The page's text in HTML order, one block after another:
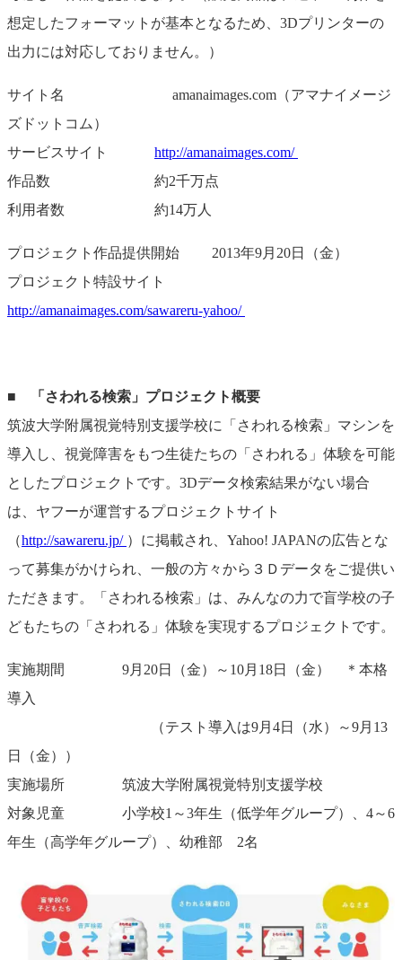
想定したフォーマットが基本となるため、3Dプリンターの
出力には対応しておりません。）
サイト名 amanaimages.com（アマナイメージ
ズドットコム）
サービスサイト http://amanaimages.com/
作品数 約2千万点
利用者数 約14万人
プロジェクト作品提供開始 2013年9月20日（金）
プロジェクト特設サイト
http://amanaimages.com/sawareru-yahoo/
■ 「さわれる検索」プロジェクト概要
筑波大学附属視覚特別支援学校に「さわれる検索」マシンを
導入し、視覚障害をもつ生徒たちの「さわれる」体験を可能
としたプロジェクトです。3Dデータ検索結果がない場合
は、ヤフーが運営するプロジェクトサイト
（http://sawareru.jp/ ）に掲載され、Yahoo! JAPANの広告とな
って募集がかけられ、一般の方々から３Ｄデータをご提供い
ただきます。「さわれる検索」は、みんなの力で盲学校の子
どもたちの「さわれる」体験を実現するプロジェクトです。
実施期間 9月20日（金）～10月18日（金） ＊本格
導入
（テスト導入は9月4日（水）～9月13
日（金））
実施場所 筑波大学附属視覚特別支援学校
対象児童 小学校1～3年生（低学年グループ）、4～6
年生（高学年グループ）、幼稚部 2名